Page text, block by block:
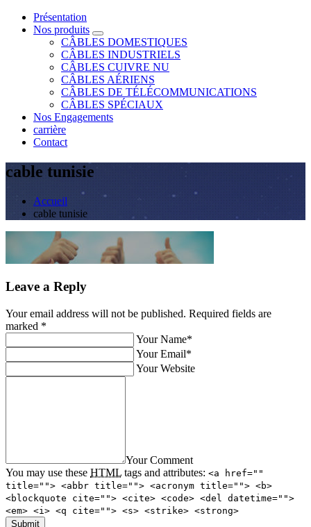
Présentation
Nos produits
CÂBLES DOMESTIQUES
CÂBLES INDUSTRIELS
CÂBLES CUIVRE NU
CÂBLES AÉRIENS
CÂBLES DE TÉLÉCOMMUNICATIONS
CÂBLES SPÉCIAUX
Nos Engagements
carrière
Contact
cable tunisie
Accueil
cable tunisie
Leave a Reply
Your email address will not be published. Required fields are
marked *
Your Name*
Your Email*
Your Website
Your Comment
You may use these HTML tags and attributes: <a href=""
title=""> <abbr title=""> <acronym title=""> <b>
<blockquote cite=""> <cite> <code> <del datetime="">
<em> <i> <q cite=""> <s> <strike> <strong>